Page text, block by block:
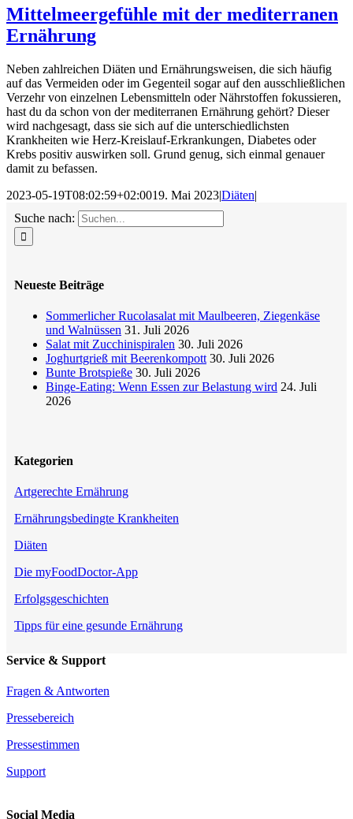
Mittelmeergefühle mit der mediterranen
Ernährung
Neben zahlreichen Diäten und Ernährungsweisen, die sich häufig
auf das Vermeiden oder im Gegenteil sogar auf den ausschließlichen
Verzehr von einzelnen Lebensmitteln oder Nährstoffen fokussieren,
hast du da schon von der mediterranen Ernährung gehört? Dieser
wird nachgesagt, dass sie sich auf die unterschiedlichsten
Krankheiten wie Herz-Kreislauf-Erkrankungen, Diabetes oder
Krebs positiv auswirken soll. Grund genug, sich einmal genauer
damit zu befassen.
2023-05-19T08:02:59+02:0019. Mai 2023|Diäten|
Suche nach:
Neueste Beiträge
Sommerlicher Rucolasalat mit Maulbeeren, Ziegenkäse
und Walnüssen 31. Juli 2026
Salat mit Zucchinispiralen 30. Juli 2026
Joghurtgrieß mit Beerenkompott 30. Juli 2026
Bunte Brotspieße 30. Juli 2026
Binge-Eating: Wenn Essen zur Belastung wird 24. Juli
2026
Kategorien
Artgerechte Ernährung
Ernährungsbedingte Krankheiten
Diäten
Die myFoodDoctor-App
Erfolgsgeschichten
Tipps für eine gesunde Ernährung
Service & Support
Fragen & Antworten
Pressebereich
Pressestimmen
Support
Social Media